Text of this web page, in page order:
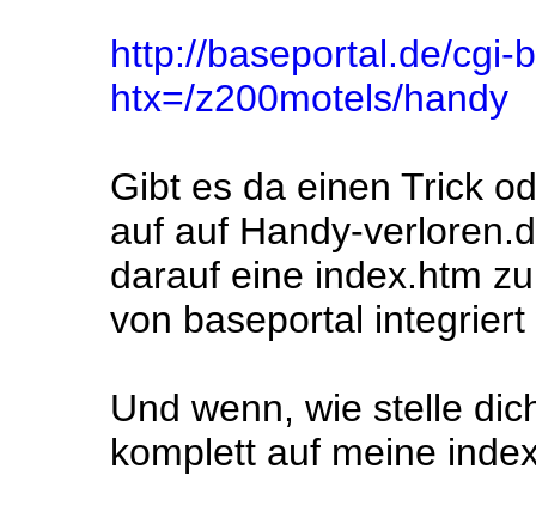
http://baseportal.de/cgi-
htx=/z200motels/handy
Gibt es da einen Trick
auf auf Handy-
darauf eine index.htm
von baseportal integriert
Und wenn, wie stelle
komplett auf meine